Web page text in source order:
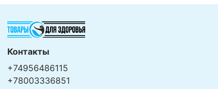
Контакты
+74956486115
+78003336851